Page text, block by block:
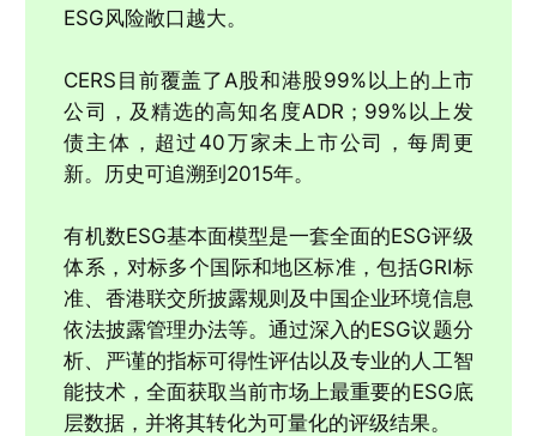
ESG风险敞口越大。
CERS目前覆盖了A股和港股99%以上的上市
公司，及精选的高知名度ADR；99%以上发
债主体，超过40万家未上市公司，每周更
新。历史可追溯到2015年。
有机数ESG基本面模型是一套全面的ESG评级
体系，对标多个国际和地区标准，包括GRI标
准、香港联交所披露规则及中国企业环境信息
依法披露管理办法等。通过深入的ESG议题分
析、严谨的指标可得性评估以及专业的人工智
能技术，全面获取当前市场上最重要的ESG底
层数据，并将其转化为可量化的评级结果。